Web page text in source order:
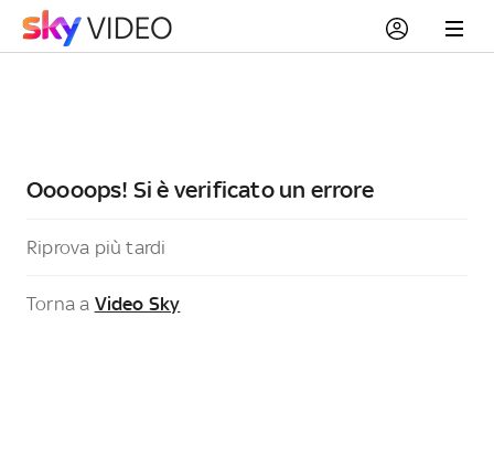
Ooooops! Si è verificato un errore
Riprova più tardi
Torna a Video Sky